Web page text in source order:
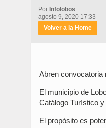
Por Infolobos
agosto 9, 2020 17:33
Volver a la Home
Abren convocatoria
El municipio de
Catálogo Turístico y
El propósito es